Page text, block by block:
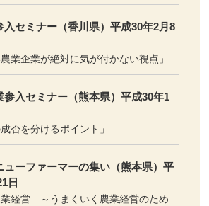
入セミナー（香川県）平成30年2月8
農業企業が絶対に気が付かない視点」
参入セミナー（熊本県）平成30年1
否を分けるポイント」
ューファーマーの集い（熊本県）平
日
業経営 ～うまくいく農業経営のため